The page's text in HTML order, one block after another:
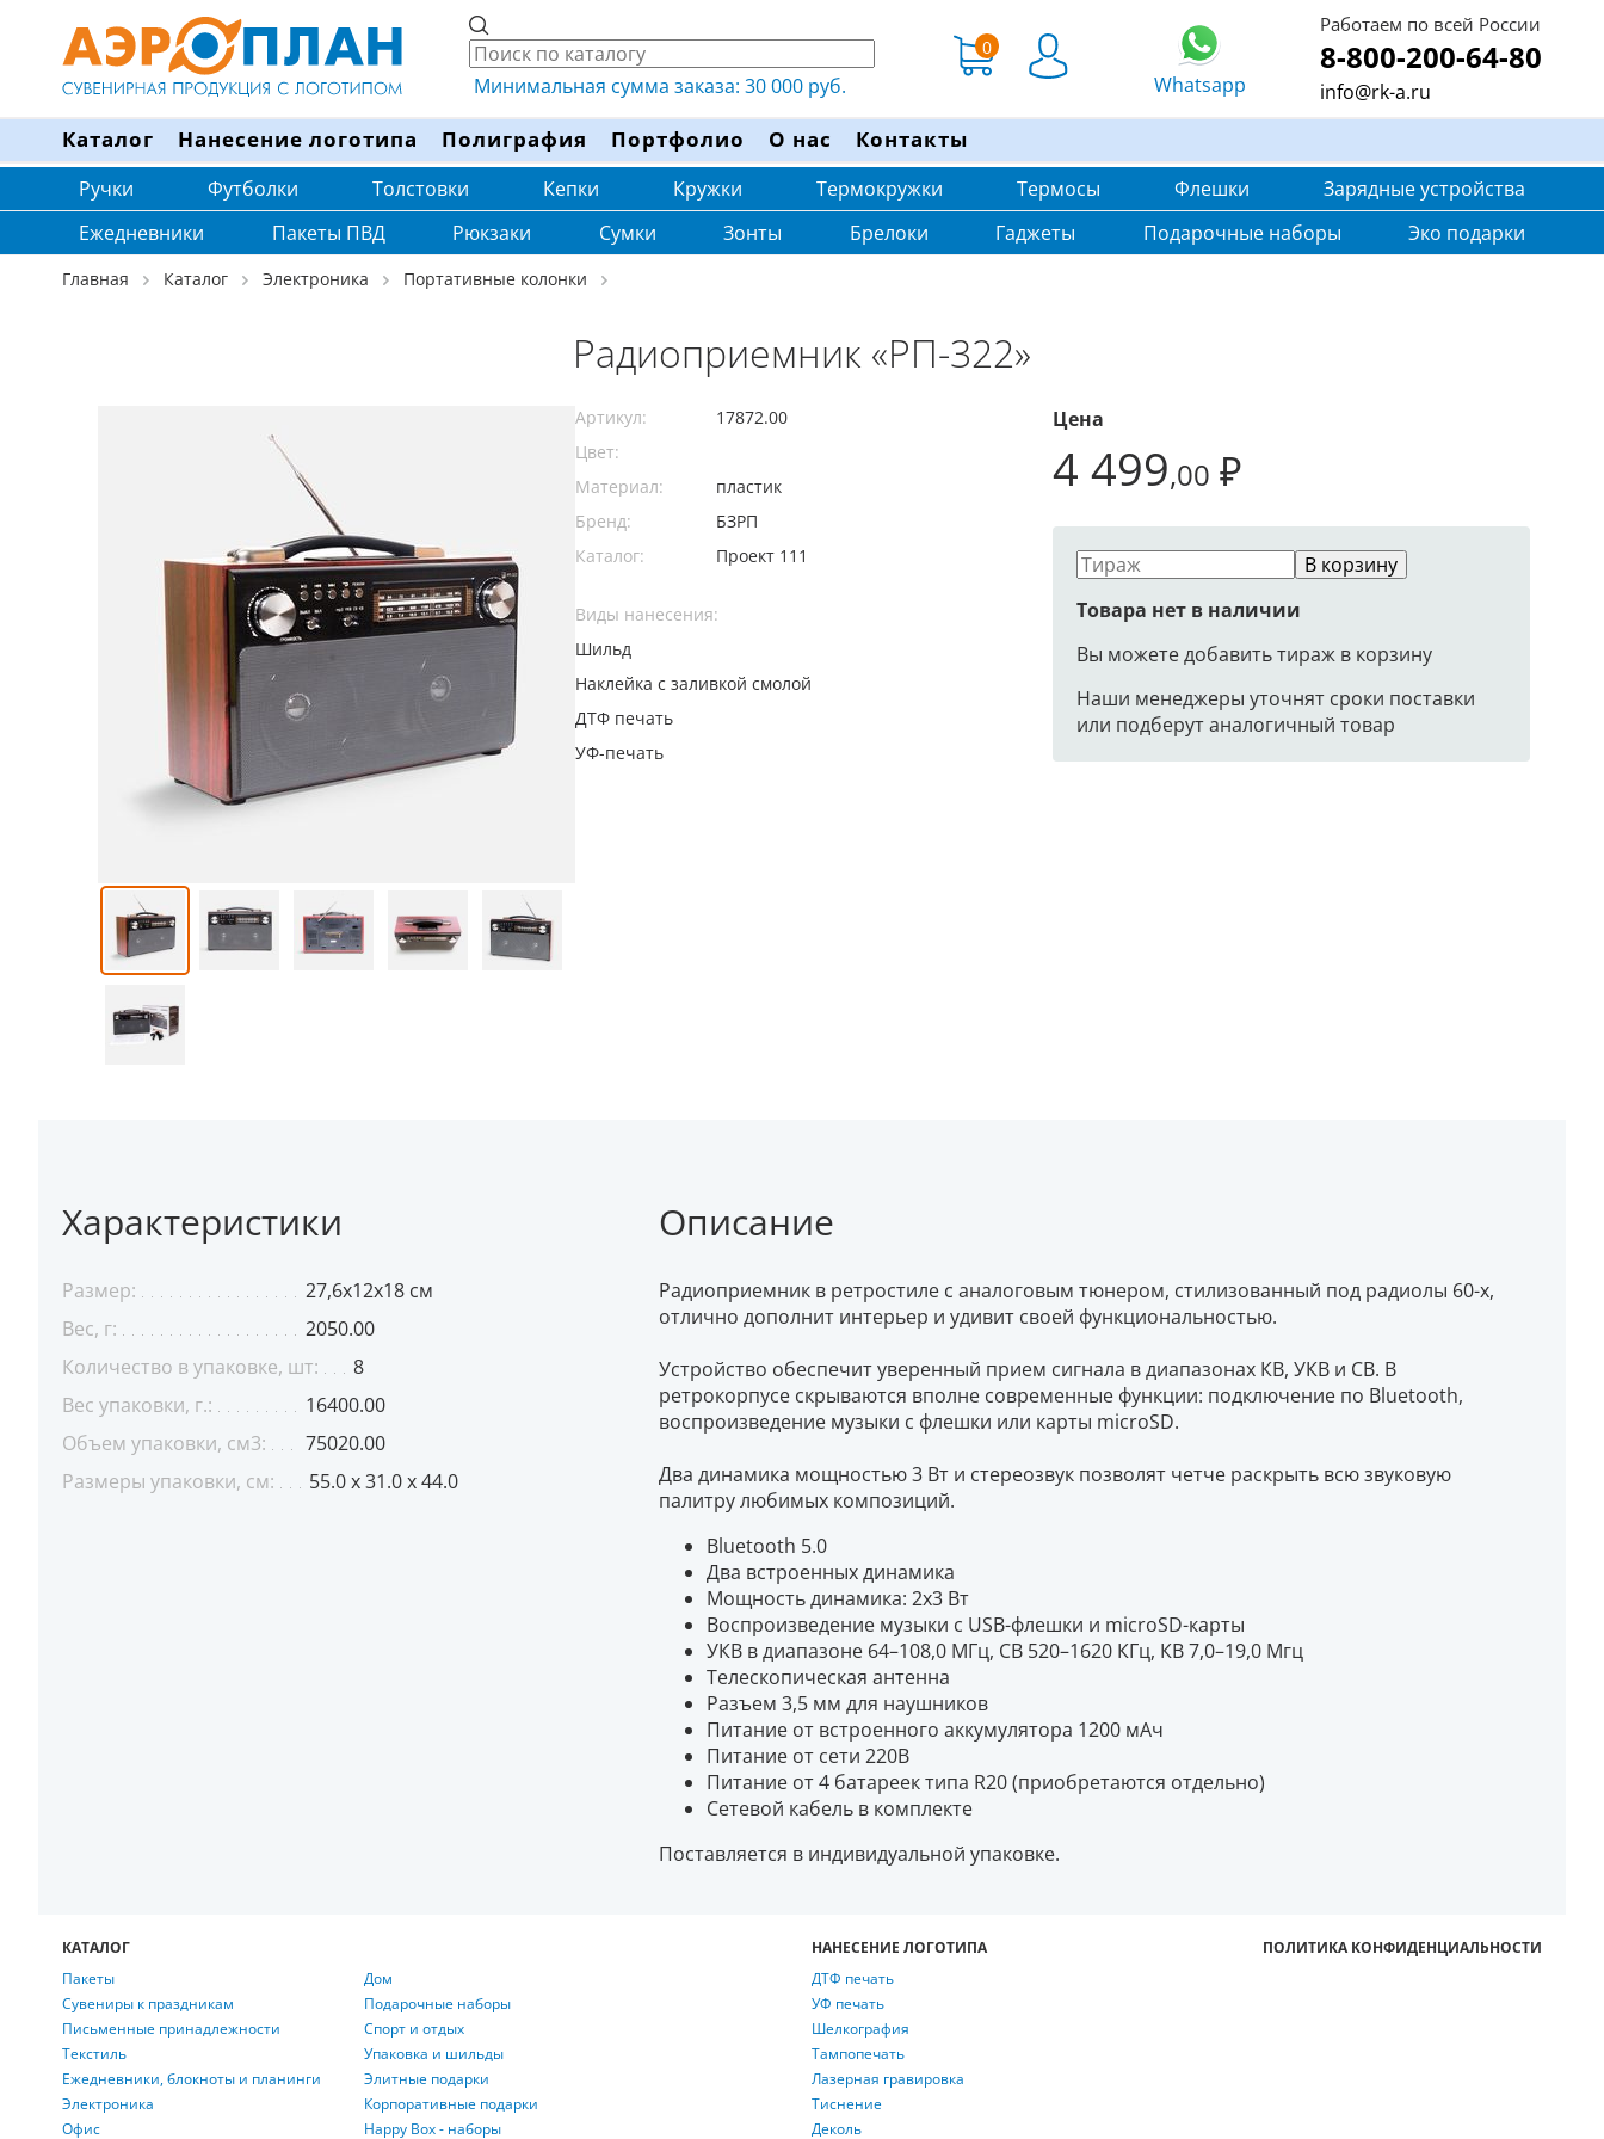
Минимальная сумма заказа: 30 000 руб.
0
Whatsapp
Работаем по всей России
8-800-200-64-80
info@rk-a.ru
Каталог Нанесение логотипа Полиграфия Портфолио О нас Контакты
Ручки Футболки Толстовки Кепки Кружки Термокружки Термосы Флешки
Зарядные устройства
Ежедневники
Пакеты ПВД Рюкзаки Сумки Зонты Брелоки Гаджеты Подарочные наборы Эко подарки
Главная Каталог Электроника Портативные колонки
Радиоприемник «РП-322»
Цена
4 499,00 ₽
В корзину
Товара нет в наличии
Вы можете добавить тираж в корзину
Наши менеджеры уточнят сроки поставки
или подберут аналогичный товар
Артикул:
17872.00
Цвет:
Материал:
пластик
Бренд:
БЗРП
Каталог:
Проект 111
Виды нанесения:
Шильд
Наклейка с заливкой смолой
ДТФ печать
УФ-печать
Описание
Радиоприемник в ретростиле с аналоговым тюнером, стилизованный под радиолы 60-х,
отлично дополнит интерьер и удивит своей функциональностью.
Устройство обеспечит уверенный прием сигнала в диапазонах КВ, УКВ и СВ. В
ретрокорпусе скрываются вполне современные функции: подключение по Bluetooth,
воспроизведение музыки с флешки или карты microSD.
Два динамика мощностью 3 Вт и стереозвук позволят четче раскрыть всю звуковую
палитру любимых композиций.
Bluetooth 5.0
Два встроенных динамика
Мощность динамика: 2x3 Вт
Воспроизведение музыки с USB-флешки и microSD-карты
УКВ в диапазоне 64–108,0 МГц, СВ 520–1620 КГц, КВ 7,0–19,0 Мгц
Телескопическая антенна
Разъем 3,5 мм для наушников
Питание от встроенного аккумулятора 1200 мАч
Питание от сети 220В
Питание от 4 батареек типа R20 (приобретаются отдельно)
Сетевой кабель в комплекте
Поставляется в индивидуальной упаковке.
Характеристики
Размер:
27,6x12x18 см
Вес, г:
2050.00
Количество в упаковке, шт:
8
Вес упаковки, г.:
16400.00
Объем упаковки, см3:
75020.00
Размеры упаковки, см:
55.0 x 31.0 x 44.0
КАТАЛОГ
Пакеты
Сувениры к праздникам
Письменные принадлежности
Текстиль
Ежедневники, блокноты и планинги
Электроника
Офис
Дом
Подарочные наборы
Спорт и отдых
Упаковка и шильды
Элитные подарки
Корпоративные подарки
Happy Box - наборы
НАНЕСЕНИЕ ЛОГОТИПА
ДТФ печать
УФ печать
Шелкография
Тампопечать
Лазерная гравировка
Тиснение
Деколь
ПОЛИТИКА КОНФИДЕНЦИАЛЬНОСТИ